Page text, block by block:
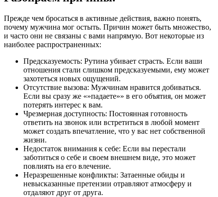
Прежде чем бросаться в активные действия, важно понять,
почему мужчина мог остыть. Причин может быть множество,
и часто они не связаны с вами напрямую. Вот некоторые из
наиболее распространенных:
Предсказуемость: Рутина убивает страсть. Если ваши
отношения стали слишком предсказуемыми, ему может
захотеться новых ощущений.
Отсутствие вызова: Мужчинам нравится добиваться.
Если вы сразу же «»падаете»» в его объятия, он может
потерять интерес к вам.
Чрезмерная доступность: Постоянная готовность
ответить на звонок или встретиться в любой момент
может создать впечатление, что у вас нет собственной
жизни.
Недостаток внимания к себе: Если вы перестали
заботиться о себе и своем внешнем виде, это может
повлиять на его влечение.
Неразрешенные конфликты: Затаенные обиды и
невысказанные претензии отравляют атмосферу и
отдаляют друг от друга.